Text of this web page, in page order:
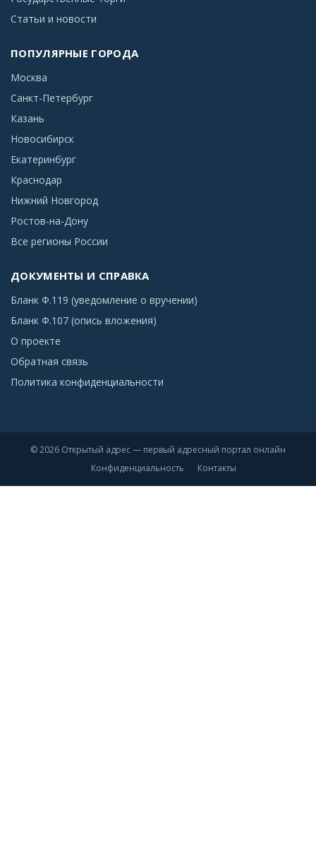
Статьи и новости
ПОПУЛЯРНЫЕ ГОРОДА
Москва
Санкт-Петербург
Казань
Новосибирск
Екатеринбург
Краснодар
Нижний Новгород
Ростов-на-Дону
Все регионы России
ДОКУМЕНТЫ И СПРАВКА
Бланк Ф.119 (уведомление о вручении)
Бланк Ф.107 (опись вложения)
О проекте
Обратная связь
Политика конфиденциальности
© 2026 Открытый адрес — первый адресный портал онлайн
Конфиденциальность
Контакты